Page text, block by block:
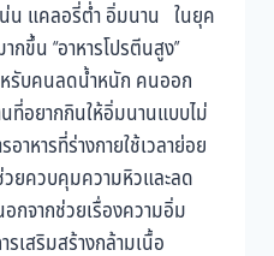
น่น แคลอรี่ต่ำ อิ่มนาน ในยุค
ขึ้น “อาหารโปรตีนสูง”
รับคนลดน้ำหนัก คนออก
ที่อยากกินให้อิ่มนานแบบไม่
าหารที่ร่างกายใช้เวลาย่อย
วยควบคุมความหิวและลด
กจากช่วยเรื่องความอิ่ม
เสริมสร้างกล้ามเนื้อ